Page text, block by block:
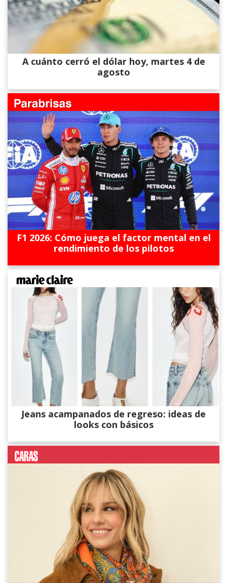
A cuánto cerró el dólar hoy, martes 4 de
agosto
F1 2026: Cómo juega el factor mental en el
rendimiento de los pilotos
Jeans acampanados de regreso: ideas de
looks con básicos